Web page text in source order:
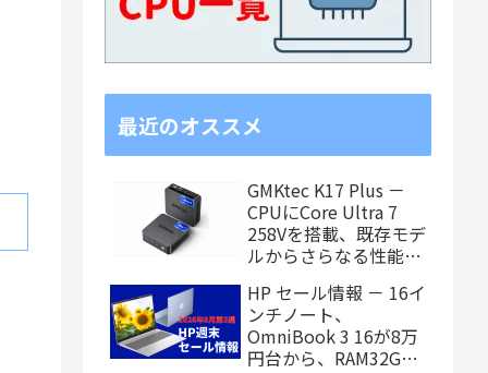
最近のオススメ
GMKtec K17 Plus －
CPUにCore Ultra 7
258Vを搭載、既存モデ
ルからさらなる性能ア
HP セール情報 － 16イ
ンチノート、
OmniBook 3 16が8万
円台から、RAM32GB